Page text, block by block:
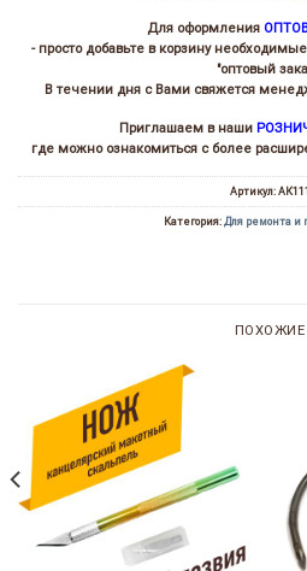
Для оформления
- просто добавьте в корзину
"оптовый
В течении дня с Вами свяжется
Приглашаем в наши
где можно ознакомиться с более
Артикул: АК111
Категория: Для ремонта и
ПОХОЖИЕ